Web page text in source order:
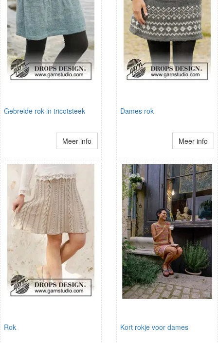
Gebreide rok in tricotsteek
Meer info
Dames rok
Meer info
Rok Kort rokje voor dames